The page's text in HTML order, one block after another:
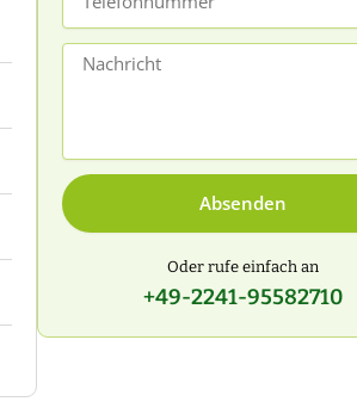
Nachricht
Absenden
Oder rufe einfach an
+49-2241-95582710